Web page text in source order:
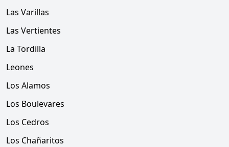
Las Varillas
Las Vertientes
La Tordilla
Leones
Los Alamos
Los Boulevares
Los Cedros
Los Chañaritos